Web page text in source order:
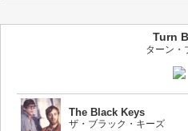
Turn
ターン・
The Black Keys
ザ・ブラック・キーズ